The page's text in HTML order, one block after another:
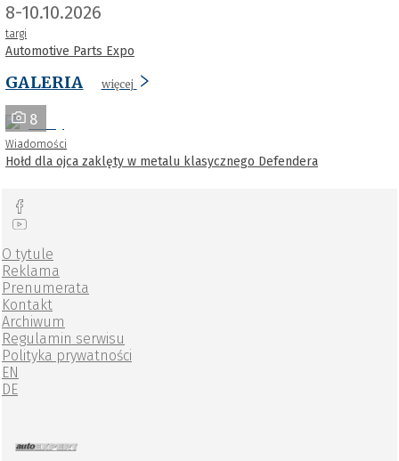
8-10.10.2026
targi
Automotive Parts Expo
GALERIA więcej
8
Wiadomości
Hołd dla ojca zaklęty w metalu klasycznego Defendera
O tytule
Reklama
Prenumerata
Kontakt
Archiwum
Regulamin serwisu
Polityka prywatności
EN
DE